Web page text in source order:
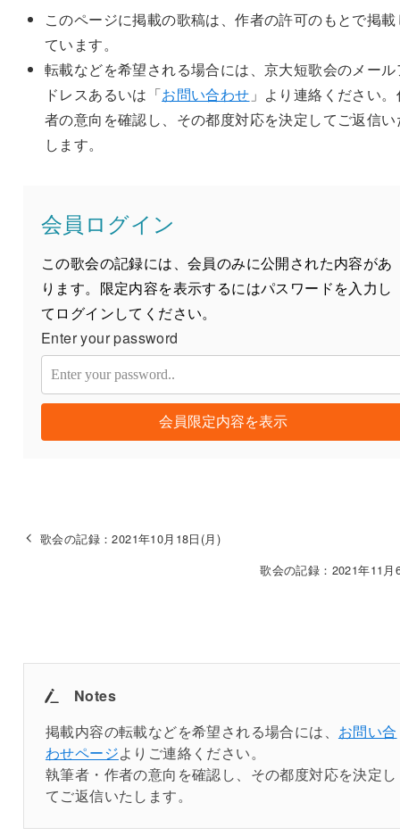
このページに掲載の歌稿は、作者の許可のもとで掲載
ています。
転載などを希望される場合には、京大短歌会のメール
ドレスあるいは「お問い合わせ 」より連絡ください
者の意向を確認し、その都度対応を決定してご返信い
します。
会員ログイン
この歌会の記録には、会員のみに公開された内容があ
ります。限定内容を表示するにはパスワードを入力し
てログインしてください。
Enter your password
会員限定内容を表示
歌会の記録：2021年10月18日(月)
歌会の記録：2021年11月
Notes
掲載内容の転載などを希望される場合には、 お問い合
わせページよりご連絡ください。
執筆者・作者の意向を確認し、その都度対応を決定し
てご返信いたします。